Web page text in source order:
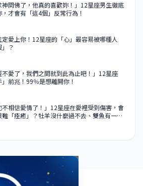
神問佛了，他真的喜歡妳！」12星座男生徹底
才會有「這4個」反常行為！
定愛上你！12星座的「心」最容易被哪種人
」？
不愛了，我們之間就到此為止吧！」12星座
」前兆！99％是想離開你！
不相信愛情了！」12星座在愛裡受到傷害，會
難「痊癒」？牡羊沒什麼過不去、雙魚有一百
的理由！